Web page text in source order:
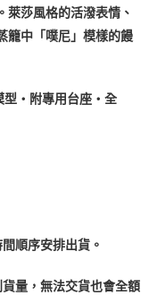
萊莎風格的活潑表情、
籠中「噗尼」模樣的饅
・附專用台座・全
順序安排出貨。
量，無法交貨也會全額